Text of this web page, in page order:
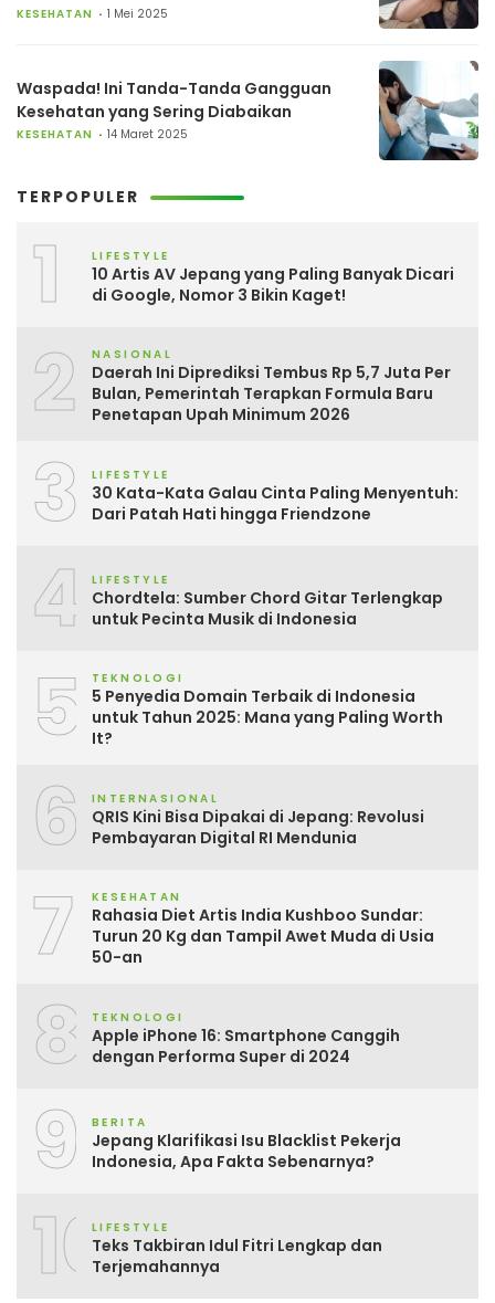
KESEHATAN 1 Mei 2025
Waspada! Ini Tanda-Tanda Gangguan
Kesehatan yang Sering Diabaikan
KESEHATAN 14 Maret 2025
TERPOPULER
1 LIFESTYLE
10 Artis AV Jepang yang Paling Banyak Dicari
di Google, Nomor 3 Bikin Kaget!
2 NASIONAL
Daerah Ini Diprediksi Tembus Rp 5,7 Juta Per
Bulan, Pemerintah Terapkan Formula Baru
Penetapan Upah Minimum 2026
3 LIFESTYLE
30 Kata-Kata Galau Cinta Paling Menyentuh:
Dari Patah Hati hingga Friendzone
4 LIFESTYLE
Chordtela: Sumber Chord Gitar Terlengkap
untuk Pecinta Musik di Indonesia
5 TEKNOLOGI
5 Penyedia Domain Terbaik di Indonesia
untuk Tahun 2025: Mana yang Paling Worth
It?
6 INTERNASIONAL
QRIS Kini Bisa Dipakai di Jepang: Revolusi
Pembayaran Digital RI Mendunia
7 KESEHATAN
Rahasia Diet Artis India Kushboo Sundar:
Turun 20 Kg dan Tampil Awet Muda di Usia
50-an
8 TEKNOLOGI
Apple iPhone 16: Smartphone Canggih
dengan Performa Super di 2024
9 BERITA
Jepang Klarifikasi Isu Blacklist Pekerja
Indonesia, Apa Fakta Sebenarnya?
10LIFESTYLE
Teks Takbiran Idul Fitri Lengkap dan
Terjemahannya